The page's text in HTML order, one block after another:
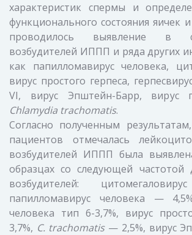
характеристик спермы и
функционального состояния яичек
проводилось выявление в
возбудителей ИППП и ряда других
как папилломавирус человека,
вирус простого герпеса,
VI, вирус Эпштейн-Барр, вирус
Chlamydia trachomatis.
Согласно полученным
пациентов отмечалась
возбудителей ИППП была
образцах со следующей частотой
возбудителей:
папилломавирус человека —
человека тип 6-3,7%, вирус
3,7%, C. trachomatis— 2,5%, вирус